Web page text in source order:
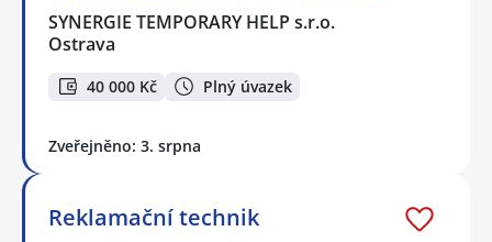
SYNERGIE TEMPORARY HELP s.r.o.
Ostrava
40 000 Kč Plný úvazek
Zveřejněno: 3. srpna
Reklamační technik